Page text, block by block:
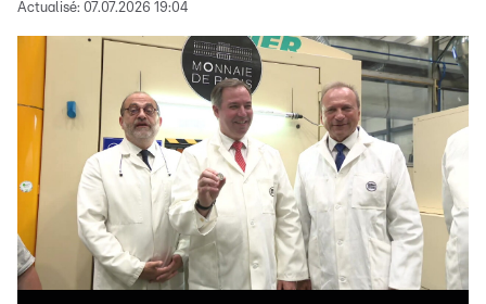
Actualisé: 07.07.2026 19:04